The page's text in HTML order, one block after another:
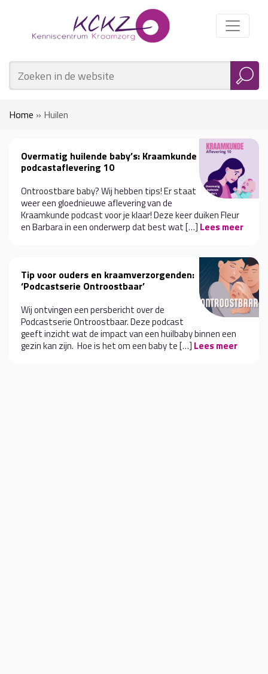
Home » Huilen
Overmatig huilende baby’s: Kraamkunde
podcastaflevering 10
Ontroostbare baby? Wij hebben tips! Er staat
weer een gloednieuwe aflevering van de
Kraamkunde podcast voor je klaar! Deze keer duiken Fleur
en Barbara in een onderwerp dat best wat […] Lees meer
Tip voor ouders en kraamverzorgenden:
‘Podcastserie Ontroostbaar’
Wij ontvingen een persbericht over de
Podcastserie Ontroostbaar. Deze podcast
geeft inzicht wat de impact van een huilbaby binnen een
gezin kan zijn. Hoe is het om een baby te […] Lees meer